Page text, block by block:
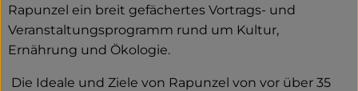
Rapunzel ein breit gefächertes Vortrags- und
Veranstaltungsprogramm rund um Kultur,
Ernährung und Ökologie.
Die Ideale und Ziele von Rapunzel von vor über 35